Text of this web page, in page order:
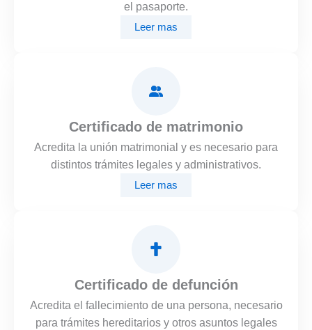
el pasaporte.
Leer mas
Certificado de matrimonio
Acredita la unión matrimonial y es necesario para
distintos trámites legales y administrativos.
Leer mas
Certificado de defunción
Acredita el fallecimiento de una persona, necesario
para trámites hereditarios y otros asuntos legales